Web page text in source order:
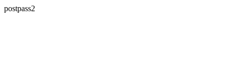
postpass2